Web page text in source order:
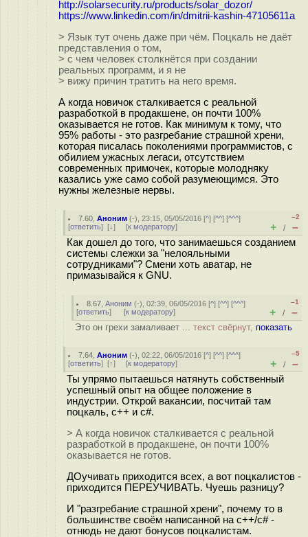
http://solarsecurity.ru/products/solar_dozor/
https://www.linkedin.com/in/dmitrii-kashin-47105611a
> Язык тут очень даже при чём. Поцкаль не даёт
представления о том,
> с чем человек столкнётся при создании
реальных программ, и я не
> вижу причин тратить на него время.
А когда новичок сталкивается с реальной
разработкой в продакшене, он почти 100%
оказывается не готов. Как минимум к тому, что
95% работы - это разгребание страшной хрени,
которая писалась поколениями программистов, с
обилием ужасных легаси, отсутствием
современных примочек, которые молодняку
казались уже само собой разумеющимся. Это
нужны железные нервы.
7.60 ,Аноним (-), 23:15, 05/05/2016 [^] [^^] [^^^]
[ответить] [↓] [к модератору]
–2
+ / –
Как дошел до того, что занимаешься созданием
системы слежки за "нелояльными
сотрудниками"? Смени хоть аватар, не
примазывайся к GNU.
8.67 ,Аноним (-), 02:39, 06/05/2016 [^] [^^] [^^^]
[ответить] [к модератору]
–1
+ / –
Это он грехи замаливает ... текст свёрнут, показать
7.64 ,Аноним (-), 02:22, 06/05/2016 [^] [^^] [^^^]
[ответить] [↑] [к модератору]
–5
+ / –
Ты упрямо пытаешься натянуть собственный
успешный опыт на общее положение в
индустрии. Открой вакансии, посчитай там
поцкаль, с++ и c#.
> А когда новичок сталкивается с реальной
разработкой в продакшене, он почти 100%
оказывается не готов.
ДОучивать приходится всех, а вот поцкалистов -
приходится ПЕРЕУЧИВАТЬ. Чуешь разницу?
И "разгребание страшной хрени", почему то в
большинстве своём написанной на с++/c# -
отнюдь не дают бонусов поцкалистам.